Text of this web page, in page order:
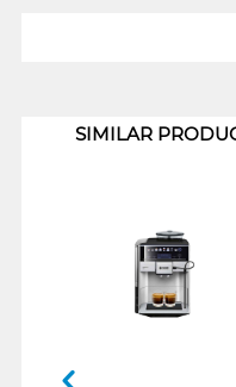
SIMILAR